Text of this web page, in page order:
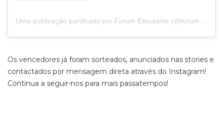
Uma publicação partilhada por Forum Estudante (@forumestudante)
Os vencedores já foram sorteados, anunciados nas stories e
contactados por mensagem direta através do Instagram!
Continua a seguir-nos para mais passatempos!